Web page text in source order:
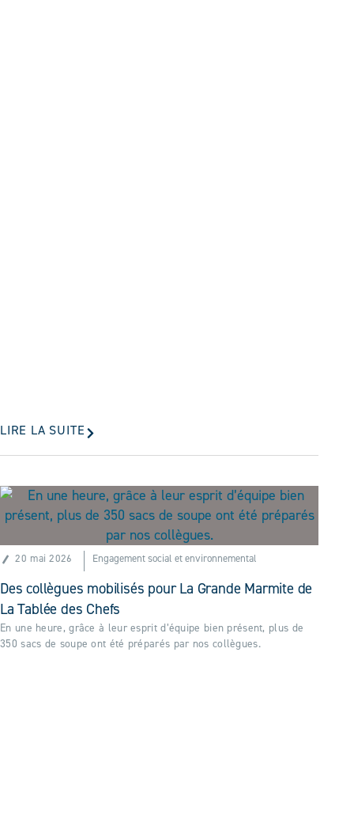
LIRE LA SUITE
20 mai 2026 Engagement social et environnemental
Des collègues mobilisés pour La Grande Marmite de
La Tablée des Chefs
En une heure, grâce à leur esprit d’équipe bien présent, plus de
350 sacs de soupe ont été préparés par nos collègues.